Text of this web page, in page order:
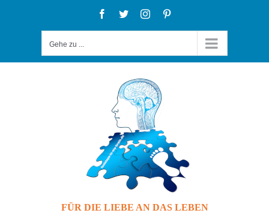
Facebook
TwitterInstagram
Gehe zu ...
FÜR DIE LIEBE AN DAS LEBEN